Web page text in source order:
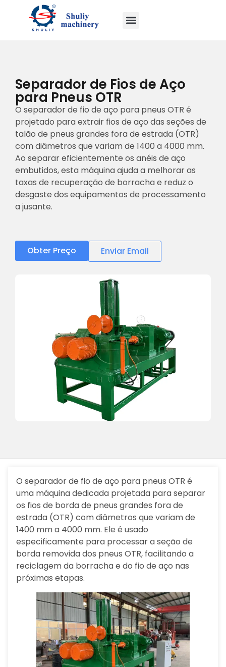
Separador de Fios de Aço
para Pneus OTR
O separador de fio de aço para pneus OTR é
projetado para extrair fios de aço das seções de
talão de pneus grandes fora de estrada (OTR)
com diâmetros que variam de 1400 a 4000 mm.
Ao separar eficientemente os anéis de aço
embutidos, esta máquina ajuda a melhorar as
taxas de recuperação de borracha e reduz o
desgaste dos equipamentos de processamento
a jusante.
Obter Preço Enviar Email
O separador de fio de aço para pneus OTR é
uma máquina dedicada projetada para separar
os fios de borda de pneus grandes fora de
estrada (OTR) com diâmetros que variam de
1400 mm a 4000 mm. Ele é usado
especificamente para processar a seção de
borda removida dos pneus OTR, facilitando a
reciclagem da borracha e do fio de aço nas
próximas etapas.